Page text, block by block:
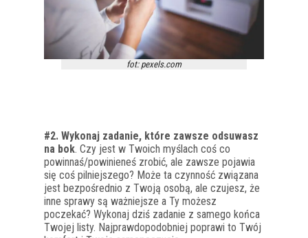
fot: pexels.com
#2. Wykonaj zadanie, które zawsze odsuwasz
na bok. Czy jest w Twoich myślach coś co
powinnaś/powinieneś zrobić, ale zawsze pojawia
się coś pilniejszego? Może ta czynność związana
jest bezpośrednio z Twoją osobą, ale czujesz, że
inne sprawy są ważniejsze a Ty możesz
poczekać? Wykonaj dziś zadanie z samego końca
Twojej listy. Najprawdopodobniej poprawi to Twój